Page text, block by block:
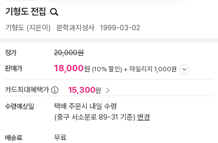
기형도 전집
기형도 (지은이) 문학과지성사 1999-03-02
정가 20,000원
판매가 18,000원 (10% 할인) + 마일리지 1,000원
카드최대혜택가 15,300원
수령예상일
택배 주문시 내일 수령
(중구 서소문로 89-31 기준) 변경
배송료 무료